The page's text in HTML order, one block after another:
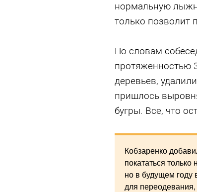
нормальную
только позволит
По словам
протяженностью
деревьев,
пришлось
бугры. Все, что
Кобзаренко
покататься
но в будущем году
для